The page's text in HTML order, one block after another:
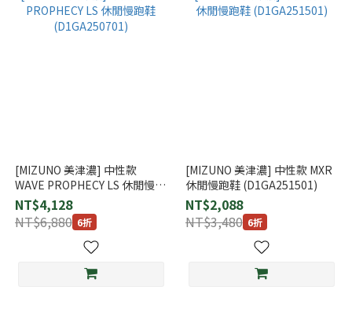
[MIZUNO 美津濃] 中性款
WAVE PROPHECY LS 休閒慢跑
鞋 (D1GA250701)
NT$4,128
NT$6,880 6折
[MIZUNO 美津濃] 中性款 MXR
休閒慢跑鞋 (D1GA251501)
NT$2,088
NT$3,480 6折